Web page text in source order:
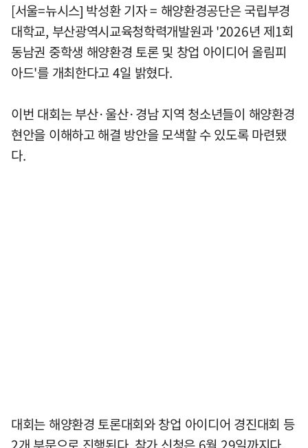
[서울=뉴시스] 박성환 기자 = 해양환경공단은 국립부경
대학교, 부산광역시교육청학력개발원과 '2026년 제1회
동남권 중학생 해양환경 토론 및 창업 아이디어 올림피
아드'를 개최한다고 4일 밝혔다.
이번 대회는 부산·울산·경남 지역 청소년들이 해양환경
현안을 이해하고 해결 방안을 모색할 수 있도록 마련됐
다.
대회는 해양환경 토론대회와 창업 아이디어 경진대회 등